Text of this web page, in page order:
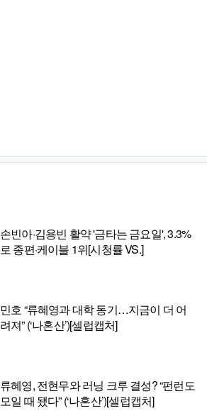
손빈아·김용빈 활약 '금타는 금요일', 3.3%
로 종편·케이블 1위[시청률 VS.]
민호 “류혜영과 대학 동기…지금이 더 어
려져” (‘나혼산’)[셀럽캡처]
류혜영, 전현무와 러닝 크루 결성? “펀런도
모일 때 됐다” (‘나혼산’)[셀럽캡처]